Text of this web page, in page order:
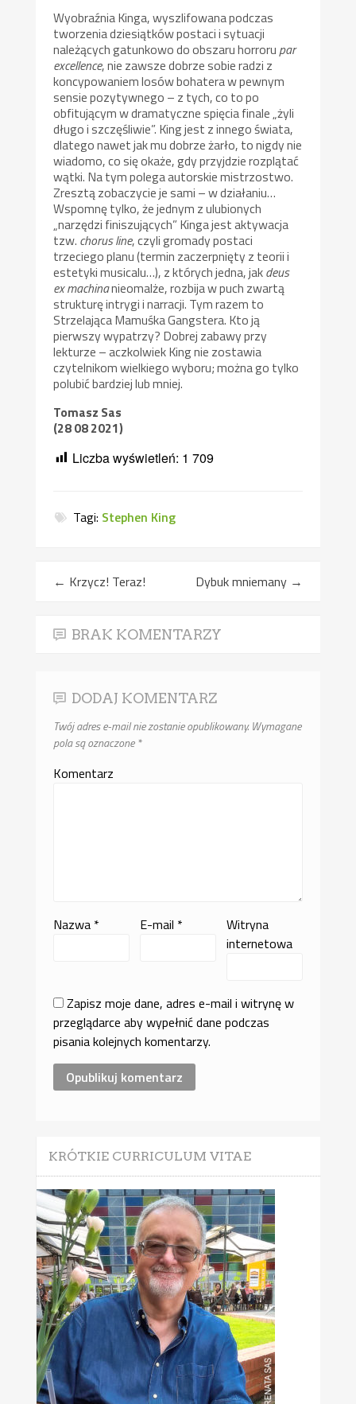
Wyobraźnia Kinga, wyszlifowana podczas
tworzenia dziesiątków postaci i sytuacji
należących gatunkowo do obszaru horrorupar
excellence, nie zawsze dobrze sobie radzi z
koncypowaniem losów bohatera w pewnym
sensie pozytywnego – z tych, co to po
obfitującym w dramatyczne spięcia finale „żyli
długo i szczęśliwie”. King jest z innego świata,
dlatego nawet jak mu dobrze żarło, to nigdy nie
wiadomo, co się okaże, gdy przyjdzie rozplątać
wątki. Na tym polega autorskie mistrzostwo.
Zresztą zobaczycie je sami – w działaniu…
Wspomnę tylko, że jednym z ulubionych
„narzędzi finiszujących” Kinga jest aktywacja
tzw. chorus line, czyli gromady postaci
trzeciego planu (termin zaczerpnięty z teorii i
estetyki musicalu…), z których jedna, jakdeus
ex machinanieomalże, rozbija w puch zwartą
strukturę intrygi i narracji. Tym razem to
Strzelająca Mamuśka Gangstera. Kto ją
pierwszy wypatrzy? Dobrej zabawy przy
lekturze – aczkolwiek King nie zostawia
czytelnikom wielkiego wyboru; można go tylko
polubić bardziej lub mniej.
Tomasz Sas
(28 08 2021)
Liczba wyświetleń: 1 709
Tagi: Stephen King
← Krzycz! Teraz! Dybuk mniemany →
BRAK KOMENTARZY
DODAJ KOMENTARZ
Twój adres e-mail nie zostanie opublikowany.Wymagane
pola są oznaczone*
Komentarz
Nazwa * E-mail *
Witryna
internetowa
Zapisz moje dane, adres e-mail i witrynę w
przeglądarce aby wypełnić dane podczas
pisania kolejnych komentarzy.
KRÓTKIE CURRICULUM VITAE